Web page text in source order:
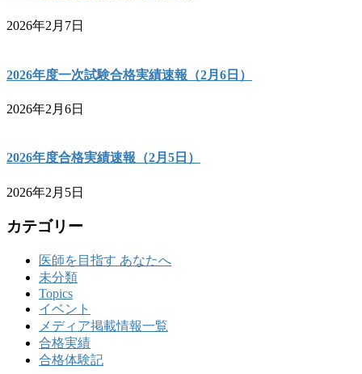
2026年2月7日
2026年度一次試験合格実績速報（2月6日）
2026年2月6日
2026年度合格実績速報（2月5日）
2026年2月5日
カテゴリー
医師を目指す あなたへ
未分類
Topics
イベント
メディア掲載情報一覧
合格実績
合格体験記